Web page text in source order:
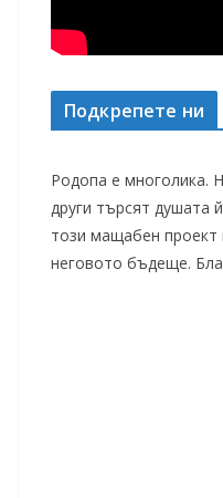
Подкрепете ни
Родопа е многолика.
други търсят душата
този мащабен проект
неговото бъдеще.